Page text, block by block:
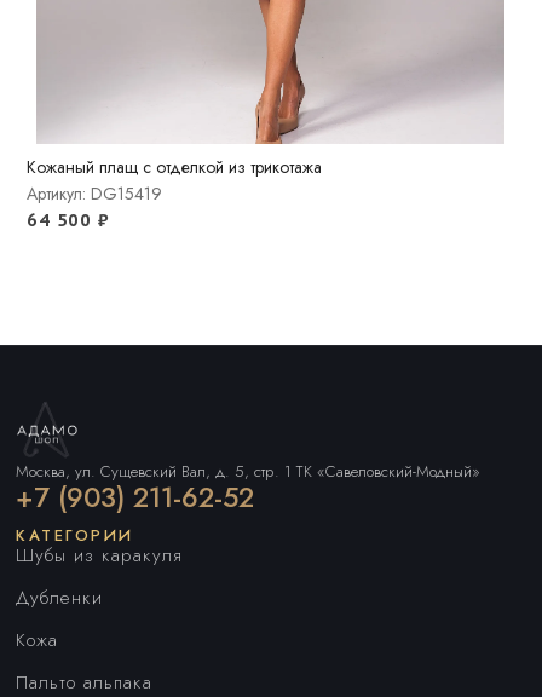
Кожаный плащ с отделкой из трикотажа
Артикул: DG15419
64 500 ₽
Москва, ул. Сущевский Вал, д. 5, стр. 1 ТК «Савеловский-Модный»
+7 (903) 211-62-52
КАТЕГОРИИ
Шубы из каракуля
Дубленки
Кожа
Пальто альпака